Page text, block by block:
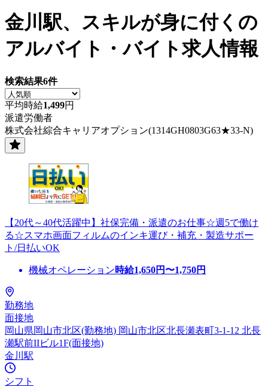
金川駅、スキルが身に付く の
アルバイト・バイト求人情報
検索結果6件
平均時給1,499円
派遣労働者
株式会社綜合キャリアオプション(1314GH0803G63★33-N)
【20代～40代活躍中】社保完備・派遣のお仕事☆週5で働け
る☆スマホ画面フィルムのインキ運び・補充・製造サポー
ト/日払いOK
機械オペレーション時給1,650円〜1,750円
勤務地
面接地
岡山県岡山市北区(勤務地) 岡山市北区北長瀬表町3-1-12 北長
瀬駅前IIビル1F(面接地)
金川駅
シフト